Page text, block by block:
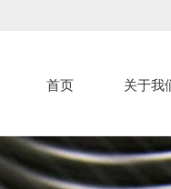
首页 关于我